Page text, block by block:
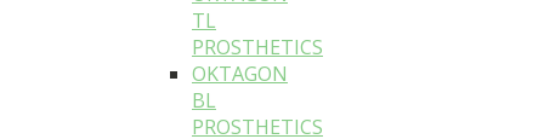
TL
PROSTHETICS
OKTAGON
BL
PROSTHETICS